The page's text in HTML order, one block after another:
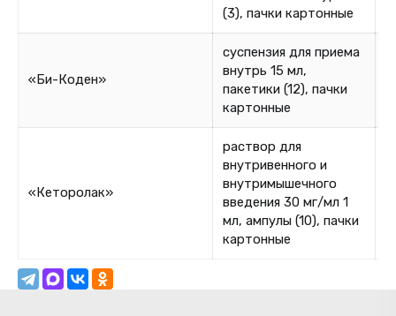
(3), пачки картонные
«Би-Коден»
суспензия для приема
внутрь 15 мл,
пакетики (12), пачки
картонные
«Кеторолак»
раствор для
внутривенного и
внутримышечного
введения 30 мг/мл 1
мл, ампулы (10), пачки
картонные